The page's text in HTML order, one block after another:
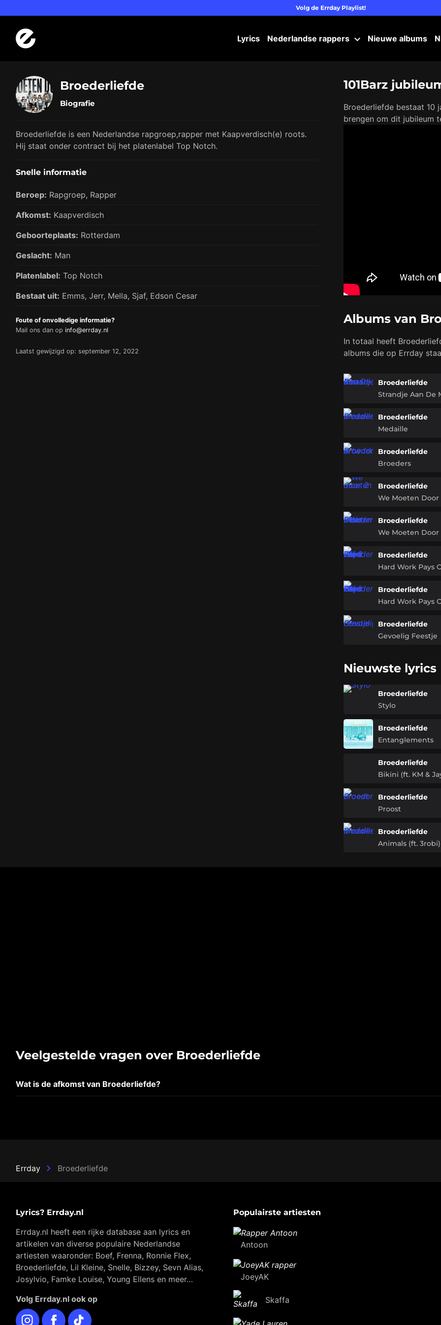
Volg de Errday Playlist!
Lyrics Nederlandse rappers Nieuwe albums
Broederliefde
Biografie
Broederliefde is een Nederlandse rapgroep,rapper met Kaapverdisch(e) roots.
Hij staat onder contract bij het platenlabel Top Notch.
Snelle informatie
Beroep: Rapgroep, Rapper
Afkomst: Kaapverdisch
Geboorteplaats: Rotterdam
Geslacht: Man
Platenlabel: Top Notch
Bestaat uit: Emms, Jerr, Mella, Sjaf, Edson Cesar
Foute of onvolledige informatie?
Mail ons dan op info@errday.nl
Laatst gewijzigd op: september 12, 2022
101Barz
Broederliefde bestaat 10
brengen om dit jubileum
Albums van
In totaal heeft
albums die op Errday
Broederliefde
Strandje Aan De
Broederliefde
Medaille
Broederliefde
Broeders
Broederliefde
We Moeten Door
Broederliefde
We Moeten Door
Broederliefde
Hard Work Pays
Broederliefde
Hard Work Pays
Broederliefde
Gevoelig Feestje
Nieuwste lyrics
Broederliefde
Stylo
Broederliefde
Entanglements
Broederliefde
Bikini (ft. KM &
Broederliefde
Proost
Broederliefde
Animals (ft. 3robi)
Veelgestelde vragen over Broederliefde
Wat is de afkomst van Broederliefde?
Errday Broederliefde
Lyrics? Errday.nl
Errday.nl heeft een rijke database aan lyrics en
artikelen van diverse populaire Nederlandse
artiesten waaronder: Boef, Frenna, Ronnie Flex,
Broederliefde, Lil Kleine, Snelle, Bizzey, Sevn Alias,
Josylvio, Famke Louise, Young Ellens en meer…
Volg Errday.nl ook op
InstagramFacebookTikTok
Populairste artiesten
Antoon
JoeyAK
Skaffa